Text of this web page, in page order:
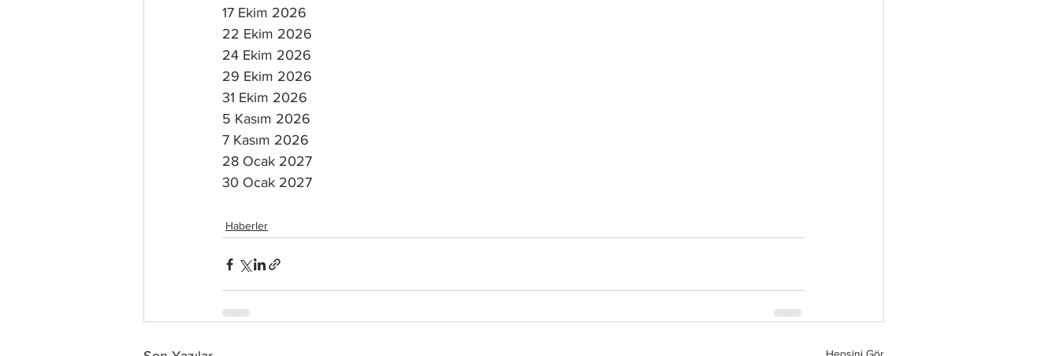
17 Ekim 2026
22 Ekim 2026
24 Ekim 2026
29 Ekim 2026
31 Ekim 2026
5 Kasım 2026
7 Kasım 2026
28 Ocak 2027
30 Ocak 2027
Haberler